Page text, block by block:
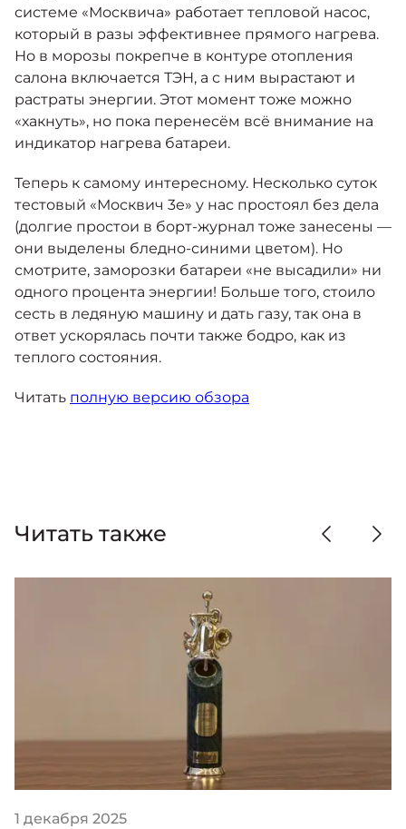
системе «Москвича» работает тепловой насос,
который в разы эффективнее прямого нагрева.
Но в морозы покрепче в контуре отопления
салона включается ТЭН, а с ним вырастают и
растраты энергии. Этот момент тоже можно
«хакнуть», но пока перенесём всё внимание на
индикатор нагрева батареи.
Теперь к самому интересному. Несколько суток
тестовый «Москвич 3е» у нас простоял без дела
(долгие простои в борт-журнал тоже занесены —
они выделены бледно-синими цветом). Но
смотрите, заморозки батареи «не высадили» ни
одного процента энергии! Больше того, стоило
сесть в ледяную машину и дать газу, так она в
ответ ускорялась почти также бодро, как из
теплого состояния.
Читать полную версию обзора
Читать также
1 декабря 2025